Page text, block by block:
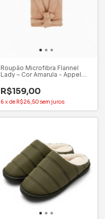
Roupão Microfibra Flannel
Lady – Cor Amarula - Appel
R$159,00
6 xde R$26,50 sem juros